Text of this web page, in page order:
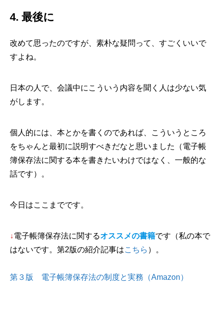
4. 最後に
改めて思ったのですが、素朴な疑問って、すごくいいで
すよね。
日本の人で、会議中にこういう内容を聞く人は少ない気
がします。
個人的には、本とかを書くのであれば、こういうところ
をちゃんと最初に説明すべきだなと思いました（電子帳
簿保存法に関する本を書きたいわけではなく、一般的な
話です）。
今日はここまでです。
↓電子帳簿保存法に関するオススメの書籍です（私の本で
はないです。第2版の紹介記事はこちら ）。
第３版 電子帳簿保存法の制度と実務（Amazon）